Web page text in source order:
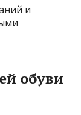
и
обуви